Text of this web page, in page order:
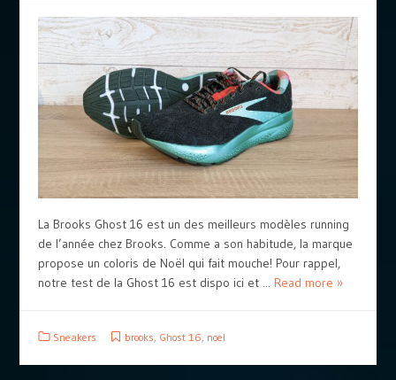
La Brooks Ghost 16 est un des meilleurs modèles running
de l’année chez Brooks. Comme a son habitude, la marque
propose un coloris de Noël qui fait mouche! Pour rappel,
notre test de la Ghost 16 est dispo ici et ... Read more »
Sneakers brooks, Ghost 16, noel